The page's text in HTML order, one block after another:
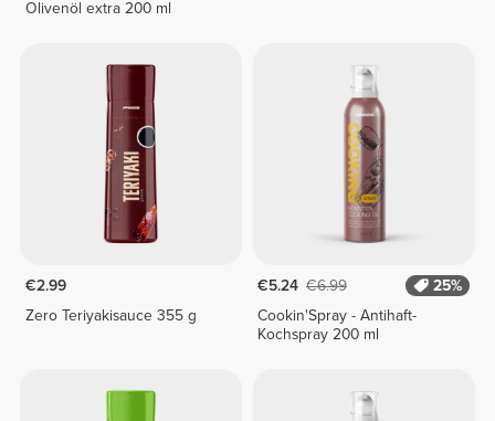
Olivenöl extra 200 ml
€2.99
Zero Teriyakisauce 355 g
€5.24 €6.99
25%
Cookin'Spray - Antihaft-
Kochspray 200 ml